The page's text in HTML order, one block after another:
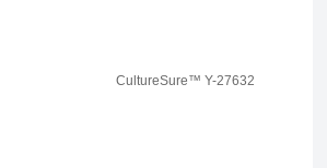
CultureSure™ Y-27632